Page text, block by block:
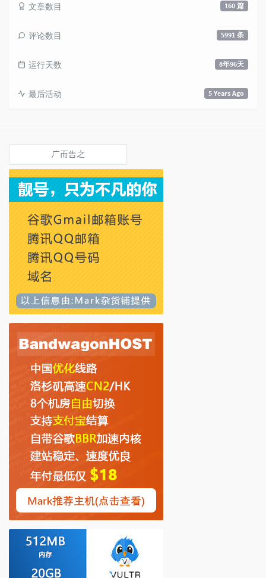
160 篇
文章数目
5991 条
评论数目
8年96天
运行天数
5 Years Ago
最后活动
广而告之